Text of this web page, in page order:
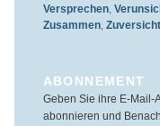
Versprechen,
Zusammen, Zuversicht
ABONNEMENT
Geben Sie ihre E-Mail-
abonnieren und